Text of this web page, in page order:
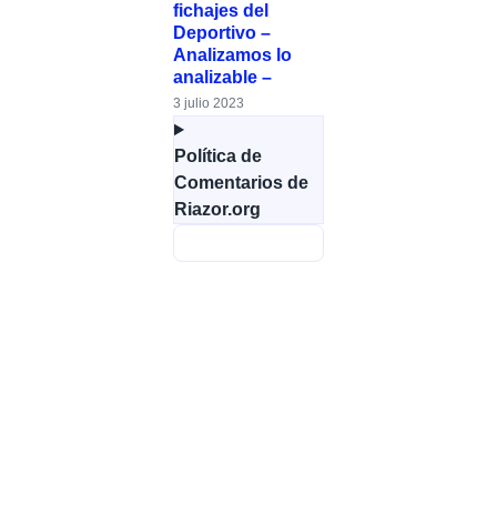
fichajes del
Deportivo –
Analizamos lo
analizable –
3 julio 2023
Política de
Comentarios de
Riazor.org